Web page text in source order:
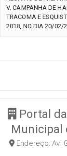
V. CAMPANHA DE
TRACOMA E
2018, NO DIA 20/02/
Portal
Municipal
Endereço: Av.